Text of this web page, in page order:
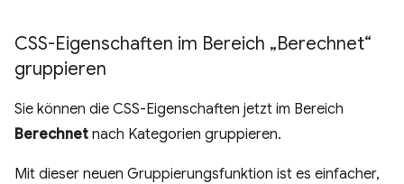
CSS-Eigenschaften im Bereich „Berechnet“
gruppieren
Sie können die CSS-Eigenschaften jetzt im Bereich
Berechnet nach Kategorien gruppieren.
Mit dieser neuen Gruppierungsfunktion ist es einfacher,